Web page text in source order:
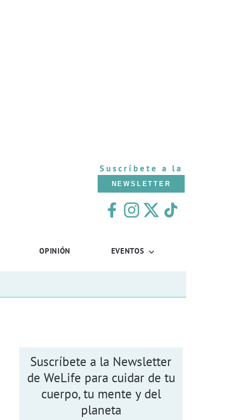
Suscríbete a la
NEWSLETTER
OPINIÓN EVENTOS
Suscríbete a la Newsletter
de WeLife para cuidar de tu
cuerpo, tu mente y del
planeta